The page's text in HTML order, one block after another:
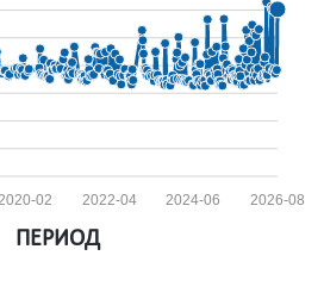
2026-08
2024-06
2022-04
2020-02
ПЕРИОД